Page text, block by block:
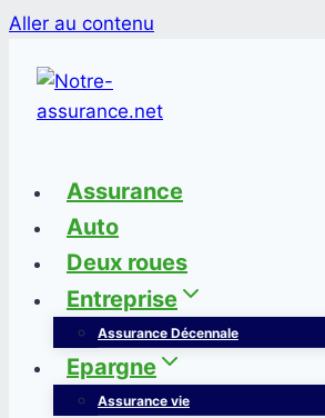
Aller au contenu
Assurance
Auto
Deux roues
Entreprise
Assurance Décennale
Epargne
Assurance vie